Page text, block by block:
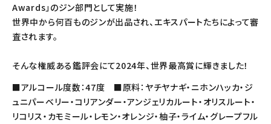
Awards」のジン部門として実施！
世界中から何百ものジンが出品され、エキスパートたちによって審
査されます。
そんな権威ある鑑評会にて2024年、世界最高賞に輝きました！
■アルコール度数：47度 ■原料：ヤチヤナギ・ニホンハッカ・ジ
ュニパーベリー・コリアンダー・アンジェリカルート・オリスルート・
リコリス・カモミール・レモン・オレンジ・柚子・ライム・グレープフル